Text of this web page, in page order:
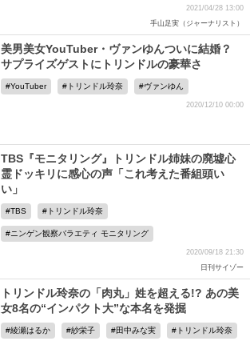
2021/04/28 13:00
手山足実（ジャーナリスト）
美男美女YouTuber・ヴァンゆんついに結婚？
サプライズゲストにトリンドルの豪華さ
YouTuber トリンドル玲奈 ヴァンゆん
2020/12/10 00:00
TBS『モニタリング』トリンドル姉妹の廃墟心
霊ドッキリに感心の声「これ考えた番組頭い
い」
TBS トリンドル玲奈
ニンゲン観察バラエティ モニタリング
2020/09/18 21:30
日刊サイゾー
トリンドル玲奈の「肉丸」姓を超える!? あの美
女8名の“インパクト大”な本名を発掘
綾瀬はるか 紗栄子 田中みな実 トリンドル玲奈